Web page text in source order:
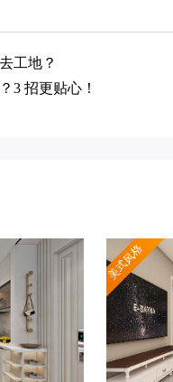
工地？
3 招更贴心！
美式风格